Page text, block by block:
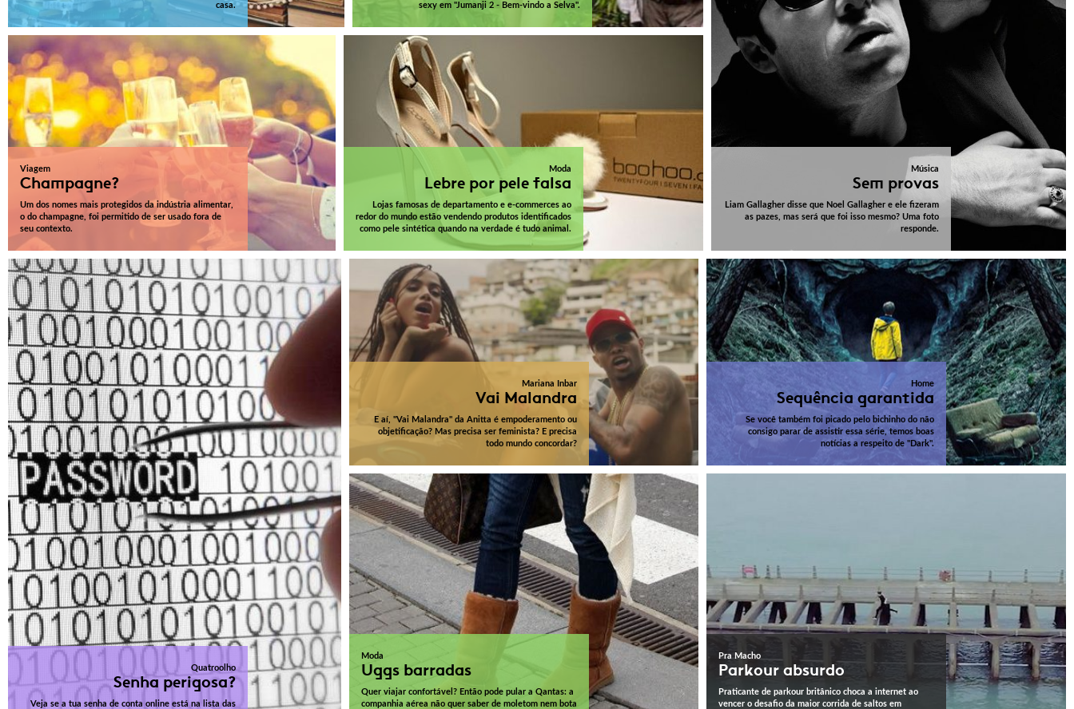
casa.
sexy em "Jumanji 2 - Bem-vindo a Selva".
Viagem
Champagne?
Um dos nomes mais protegidos da indústria alimentar,
o do champagne, foi permitido de ser usado fora de
seu contexto.
Moda
Lebre por pele falsa
Lojas famosas de departamento e e-commerces ao
redor do mundo estão vendendo produtos identificados
como pele sintética quando na verdade é tudo animal.
Música
Sem provas
Liam Gallagher disse que Noel Gallagher e ele fizeram
as pazes, mas será que foi isso mesmo? Uma foto
responde.
Mariana Inbar
Vai Malandra
E aí, "Vai Malandra" da Anitta é empoderamento ou
objetificação? Mas precisa ser feminista? E precisa
todo mundo concordar?
Home
Sequência garantida
Se você também foi picado pelo bichinho do não
consigo parar de assistir essa série, temos boas
notícias a respeito de "Dark".
Moda
Uggs barradas
Quer viajar confortável? Então pode pular a Qantas: a
companhia aérea não quer saber de moletom nem bota
Pra Macho
Parkour absurdo
Praticante de parkour britânico choca a internet ao
vencer o desafio da maior corrida de saltos em
Quatroolho
Senha perigosa?
Veja se a tua senha de conta online está na lista das